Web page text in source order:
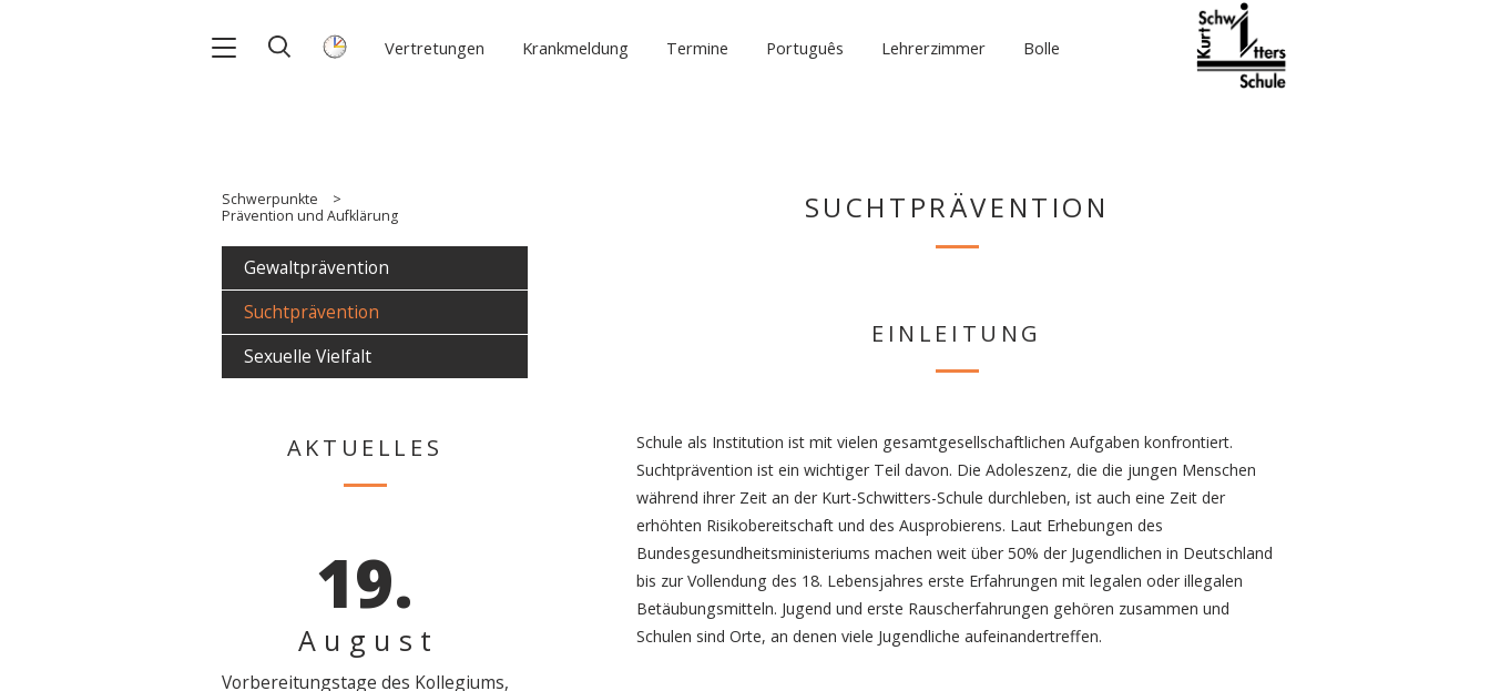
Vertretungen Krankmeldung Termine Português Lehrerzimmer Bolle
Schwerpunkte
Prävention und Aufklärung
Gewaltprävention
Suchtprävention
Sexuelle Vielfalt
AKTUELLES
19.
August
Vorbereitungstage des Kollegiums,
SUCHTPRÄVENTION
EINLEITUNG
Schule als Institution ist mit vielen gesamtgesellschaftlichen Aufgaben konfrontiert.
Suchtprävention ist ein wichtiger Teil davon. Die Adoleszenz, die die jungen Menschen
während ihrer Zeit an der Kurt-Schwitters-Schule durchleben, ist auch eine Zeit der
erhöhten Risikobereitschaft und des Ausprobierens. Laut Erhebungen des
Bundesgesundheitsministeriums machen weit über 50% der Jugendlichen in Deutschland
bis zur Vollendung des 18. Lebensjahres erste Erfahrungen mit legalen oder illegalen
Betäubungsmitteln. Jugend und erste Rauscherfahrungen gehören zusammen und
Schulen sind Orte, an denen viele Jugendliche aufeinandertreffen.